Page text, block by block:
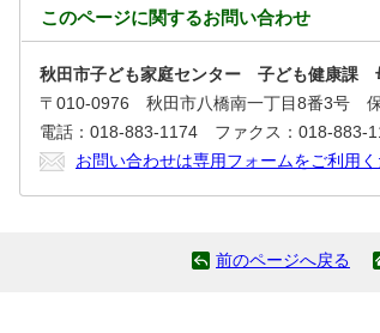
このページに関するお問い合わせ
秋田市子ども家庭センター 子ども健康課
〒010-0976 秋田市八橋南一丁目8番3号
電話：018-883-1174 ファクス：018-883-
お問い合わせは専用フォームをご利用く
前のページへ戻る